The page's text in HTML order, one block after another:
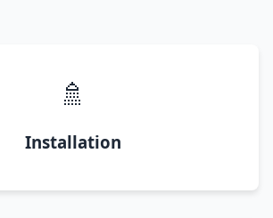
🚿
Installation